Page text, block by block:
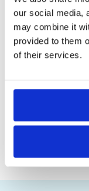
our social media,
may combine it
provided to them
of their services.
blevet nægtet
rådgive dig.
Del dette